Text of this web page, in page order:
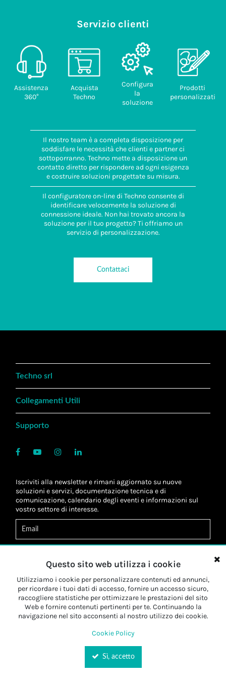
doganale
85389099
Servizio clienti
Assistenza
360°
Acquista
Techno
Configura
la
soluzione
Prodotti
personalizzati
Il nostro team è a completa disposizione per
soddisfare le necessità che clienti e partner ci
sottoporranno. Techno mette a disposizione un
contatto diretto per rispondere ad ogni esigenza
e costruire soluzioni progettate su misura.
Il configuratore on-line di Techno consente di
identificare velocemente la soluzione di
connessione ideale. Non hai trovato ancora la
soluzione per il tuo progetto? Ti offriamo un
servizio di personalizzazione.
Contattaci
Techno srl
Collegamenti Utili
Supporto
Iscriviti alla newsletter e rimani aggiornato su nuove
soluzioni e servizi, documentazione tecnica e di
comunicazione, calendario degli eventi e informazioni sul
vostro settore di interesse.
Letta l'informativa, autorizzo altrattamento dei miei dati
personali*
Letta l'informativa, autorizzo al trattamento dei miei dati
personali a fini dimarketing*
Iscriviti
Questo sito web utilizza i cookie
Utilizziamo i cookie per personalizzare contenuti ed annunci,
per ricordare i tuoi dati di accesso, fornire un accesso sicuro,
raccogliere statistiche per ottimizzare le prestazioni del sito
Web e fornire contenuti pertinenti per te. Continuando la
navigazione nel sito acconsenti al nostro utilizzo dei cookie.
Cookie Policy
Sì, accetto